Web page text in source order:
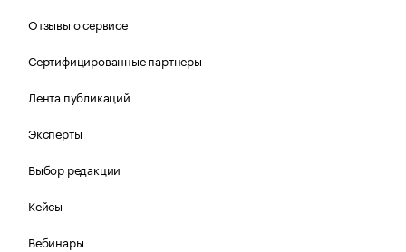
Отзывы о сервисе
Сертифицированные партнеры
Лента публикаций
Эксперты
Выбор редакции
Кейсы
Вебинары